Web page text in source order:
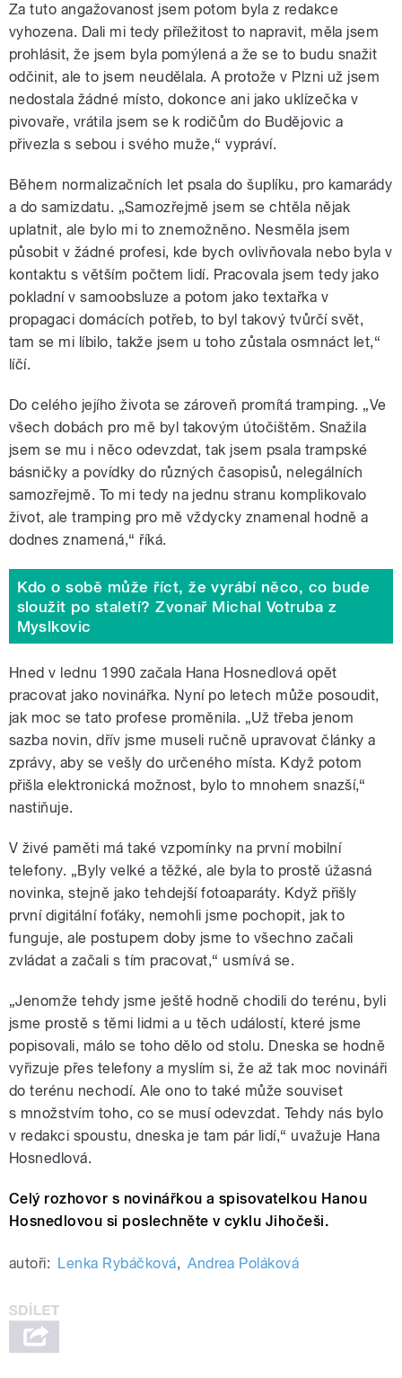
Za tuto angažovanost jsem potom byla z redakce
vyhozena. Dali mi tedy příležitost to napravit, měla jsem
prohlásit, že jsem byla pomýlená a že se to budu snažit
odčinit, ale to jsem neudělala. A protože v Plzni už jsem
nedostala žádné místo, dokonce ani jako uklízečka v
pivovaře, vrátila jsem se k rodičům do Budějovic a
přivezla s sebou i svého muže,“ vypráví.
Během normalizačních let psala do šuplíku, pro kamarády
a do samizdatu. „Samozřejmě jsem se chtěla nějak
uplatnit, ale bylo mi to znemožněno. Nesměla jsem
působit v žádné profesi, kde bych ovlivňovala nebo byla v
kontaktu s větším počtem lidí. Pracovala jsem tedy jako
pokladní v samoobsluze a potom jako textařka v
propagaci domácích potřeb, to byl takový tvůrčí svět,
tam se mi líbilo, takže jsem u toho zůstala osmnáct let,“
líčí.
Do celého jejího života se zároveň promítá tramping. „Ve
všech dobách pro mě byl takovým útočištěm. Snažila
jsem se mu i něco odevzdat, tak jsem psala trampské
básničky a povídky do různých časopisů, nelegálních
samozřejmě. To mi tedy na jednu stranu komplikovalo
život, ale tramping pro mě vždycky znamenal hodně a
dodnes znamená,“ říká.
Kdo o sobě může říct, že vyrábí něco, co bude
sloužit po staletí? Zvonař Michal Votruba z
Myslkovic
Hned v lednu 1990 začala Hana Hosnedlová opět
pracovat jako novinářka. Nyní po letech může posoudit,
jak moc se tato profese proměnila. „Už třeba jenom
sazba novin, dřív jsme museli ručně upravovat články a
zprávy, aby se vešly do určeného místa. Když potom
přišla elektronická možnost, bylo to mnohem snazší,“
nastiňuje.
V živé paměti má také vzpomínky na první mobilní
telefony. „Byly velké a těžké, ale byla to prostě úžasná
novinka, stejně jako tehdejší fotoaparáty. Když přišly
první digitální foťáky, nemohli jsme pochopit, jak to
funguje, ale postupem doby jsme to všechno začali
zvládat a začali s tím pracovat,“ usmívá se.
„Jenomže tehdy jsme ještě hodně chodili do terénu, byli
jsme prostě s těmi lidmi a u těch událostí, které jsme
popisovali, málo se toho dělo od stolu. Dneska se hodně
vyřizuje přes telefony a myslím si, že až tak moc novináři
do terénu nechodí. Ale ono to také může souviset
s množstvím toho, co se musí odevzdat. Tehdy nás bylo
v redakci spoustu, dneska je tam pár lidí,“ uvažuje Hana
Hosnedlová.
Celý rozhovor s novinářkou a spisovatelkou Hanou
Hosnedlovou si poslechněte v cyklu Jihočeši.
autoři: Lenka Rybáčková, Andrea Poláková